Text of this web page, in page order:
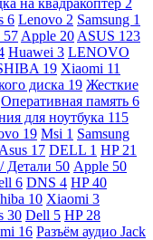
6 Lenovo 2 Samsung 1
57 Apple 20 ASUS 123
Huawei 3 LENOVO
19 Xiaomi 11
диска 19 Жесткие
Оперативная память 6
для ноутбука 115
19 Msi 1 Samsung
Asus 17 DELL 1 HP 21
50 Apple 50
6 DNS 4 HP40
10 Xiaomi 3
30 Dell 5 HP 28
16 Разъём аудио Jack